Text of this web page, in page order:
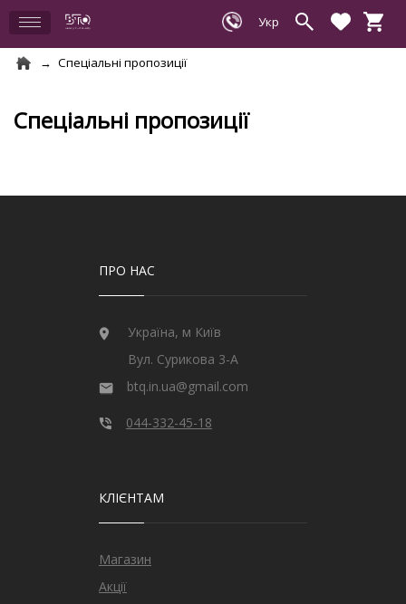
Спеціальні пропозиції
Спеціальні пропозиції
ПРО НАС
Україна, м Київ
Вул. Сурикова 3-А
btq.in.ua@gmail.com
044-332-45-18
КЛІЄНТАМ
Магазин
Акції